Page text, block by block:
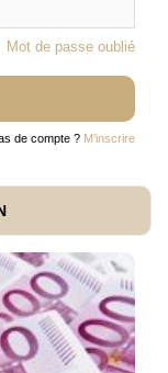
Mot de passe oublié
de compte ? M'inscrire